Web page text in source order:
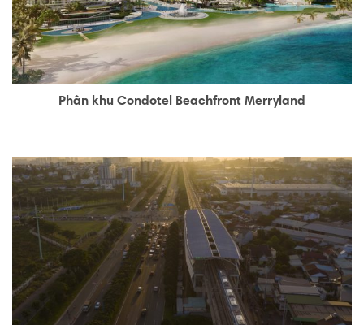
Phân khu Condotel Beachfront Merryland